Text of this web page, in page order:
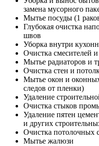
замена мусорного
Мытье посуды (1
Глубокая очистка
швов
Уборка внутри
Очистка смесителей
Мытье радиаторов и
Очистка стен и
Мытье окон и
следов от пленки)
Удаление
Очистка стыков
Удаление пятен
и других
Очистка потолочных
Мытье жалюзи